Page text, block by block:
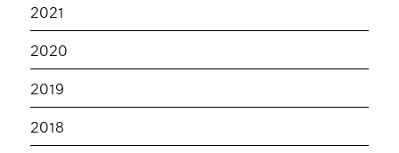
2021
2020
2019
2018